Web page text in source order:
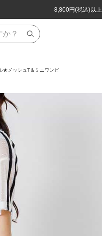
8,800円(税込)以
ほぼ全品半額！！
8,800円(税込)以
ほぼ全品半額！！
★メッシュT＆ミニワンピ